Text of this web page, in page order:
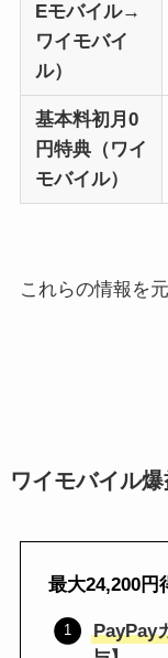
Eモバイル→
ワイモバイ
ル）
基本料初月0
円特典（ワイ
モバイル）
これらの情報を
ワイモバイル
最大24,200円
PayPay